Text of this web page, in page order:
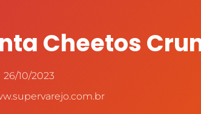
Cheetos
26/10/2023